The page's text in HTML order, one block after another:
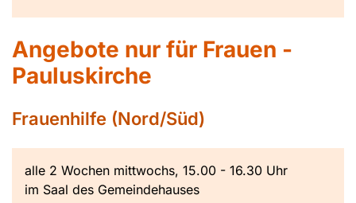
Angebote nur für Frauen -
Pauluskirche
Frauenhilfe (Nord/Süd)
alle 2 Wochen mittwochs, 15.00 - 16.30 Uhr
im Saal des Gemeindehauses